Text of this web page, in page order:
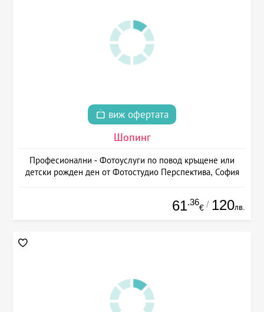
виж офертата
Шопинг
Професионални - Фотоуслуги по повод кръщене или
детски рожден ден от Фотостудио Перспектива, София
61.36
€ / 120лв.